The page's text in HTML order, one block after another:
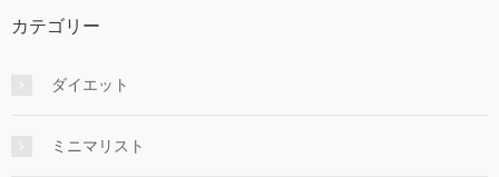
カテゴリー
ダイエット
ミニマリスト